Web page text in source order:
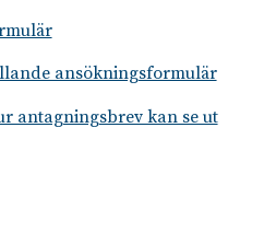
ansökningsformulär
antagningsbrev kan se ut